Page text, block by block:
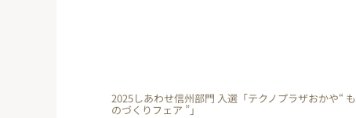
2025しあわせ信州部門 入選「テクノプラザおかや“ も
のづくりフェア ”」